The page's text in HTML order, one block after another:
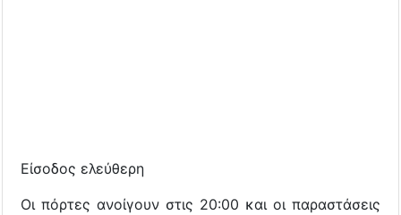
Είσοδος ελεύθερη
Οι πόρτες ανοίγουν στις 20:00 και οι παραστάσεις